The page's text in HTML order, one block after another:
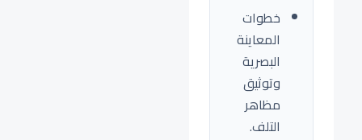
خطوات
المعاينة
البصرية
وتوثيق
مظاهر
التلف.